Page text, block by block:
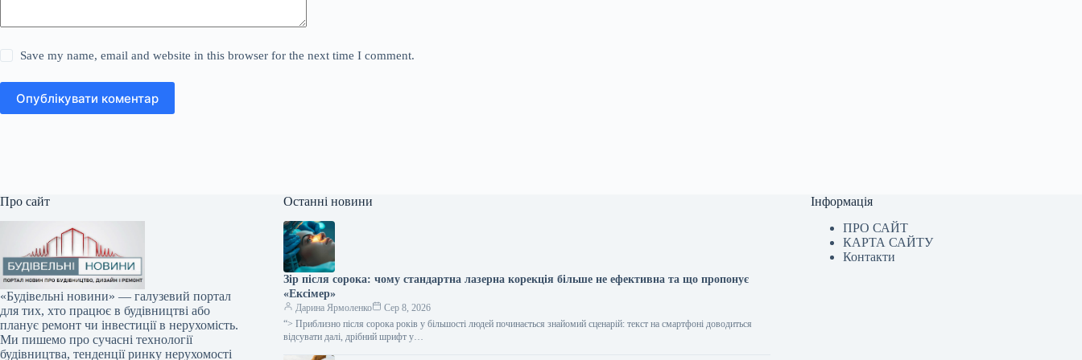
Save my name, email and website in this browser for the next time I comment.
Опублікувати коментар
Про сайт
«Будівельні новини» — галузевий портал
для тих, хто працює в будівництві або
планує ремонт чи інвестиції в нерухомість.
Ми пишемо про сучасні технології
будівництва, тенденції ринку нерухомості
Останні новини
Зір після сорока: чому стандартна лазерна корекція більше не ефективна та що пропонує
«Ексімер»
Дарина Ярмоленко
Сер 8, 2026
“> Приблизно після сорока років у більшості людей починається знайомий сценарій: текст на смартфоні доводиться
відсувати далі, дрібний шрифт у…
Інформація
ПРО САЙТ
КАРТА САЙТУ
Контакти